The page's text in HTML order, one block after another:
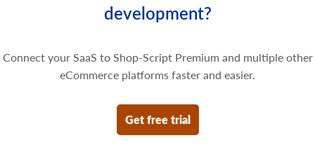
製品バリエーションの一部の価格を削除します。
development?
Connect your SaaS to Shop-Script Premium and multiple other
eCommerce platforms faster and easier.
Get free trial